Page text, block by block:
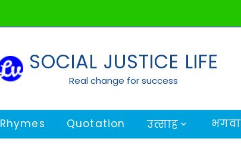
SOCIAL JUSTICE LIFE
Real change for success
Rhymes Quotation उत्साह